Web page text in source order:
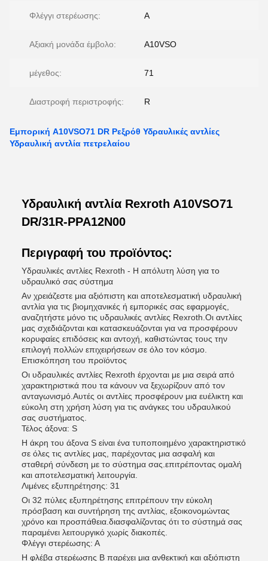
Φλέγγι στερέωσης: Α
Αξιακή μονάδα έμβολο: Α10VSO
μέγεθος: 71
Διαστροφή περιστροφής: R
Εμπορική A10VSO71 DR Ρεξρόθ Υδραυλικές αντλίες
Υδραυλική αντλία πετρελαίου
Υδραυλική αντλία Rexroth A10VSO71
DR/31R-PPA12N00
Περιγραφή του προϊόντος:
Υδραυλικές αντλίες Rexroth - Η απόλυτη λύση για το
υδραυλικό σας σύστημα
Αν χρειάζεστε μια αξιόπιστη και αποτελεσματική υδραυλική
αντλία για τις βιομηχανικές ή εμπορικές σας εφαρμογές,
αναζητήστε μόνο τις υδραυλικές αντλίες Rexroth.Οι αντλίες
μας σχεδιάζονται και κατασκευάζονται για να προσφέρουν
κορυφαίες επιδόσεις και αντοχή, καθιστώντας τους την
επιλογή πολλών επιχειρήσεων σε όλο τον κόσμο.
Επισκόπηση του προϊόντος
Οι υδραυλικές αντλίες Rexroth έρχονται με μια σειρά από
χαρακτηριστικά που τα κάνουν να ξεχωρίζουν από τον
ανταγωνισμό.Αυτές οι αντλίες προσφέρουν μια ευέλικτη και
εύκολη στη χρήση λύση για τις ανάγκες του υδραυλικού
σας συστήματος.
Τέλος άξονα: S
Η άκρη του άξονα S είναι ένα τυποποιημένο χαρακτηριστικό
σε όλες τις αντλίες μας, παρέχοντας μια ασφαλή και
σταθερή σύνδεση με το σύστημα σας.επιτρέποντας ομαλή
και αποτελεσματική λειτουργία.
Λιμένες εξυπηρέτησης: 31
Οι 32 πύλες εξυπηρέτησης επιτρέπουν την εύκολη
πρόσβαση και συντήρηση της αντλίας, εξοικονομώντας
χρόνο και προσπάθεια.διασφαλίζοντας ότι το σύστημά σας
παραμένει λειτουργικό χωρίς διακοπές.
Φλέγγι στερέωσης: Α
Η φλέβα στερέωσης Β παρέχει μια ανθεκτική και αξιόπιστη